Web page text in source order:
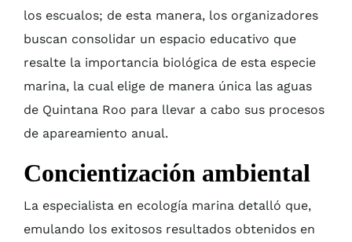
los escualos; de esta manera, los organizadores
buscan consolidar un espacio educativo que
resalte la importancia biológica de esta especie
marina, la cual elige de manera única las aguas
de Quintana Roo para llevar a cabo sus procesos
de apareamiento anual.
Concientización ambiental
La especialista en ecología marina detalló que,
emulando los exitosos resultados obtenidos en